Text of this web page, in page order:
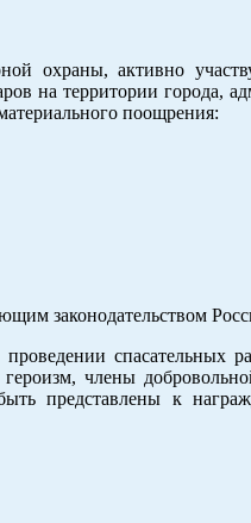
охраны, активно
на территории города,
поощрения:
законодательством
спасательных
члены
представлены к